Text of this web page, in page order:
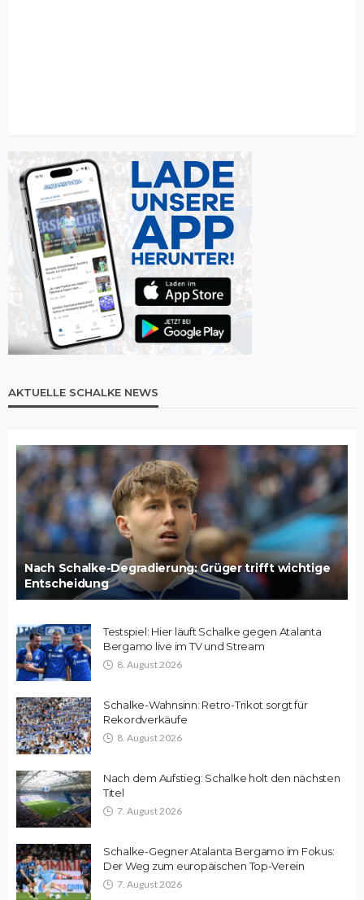
AKTUELLE SCHALKE NEWS
Nach Schalke-Degradierung: Grüger trifft wichtige
Entscheidung
Testspiel: Hier läuft Schalke gegen Atalanta
Bergamo live im TV und Stream
8. August 2026
Schalke-Wahnsinn: Retro-Trikot sorgt für
Rekordverkäufe
8. August 2026
Nach dem Aufstieg: Schalke holt den nächsten
Titel
7. August 2026
Schalke-Gegner Atalanta Bergamo im Fokus:
Der Weg zum europäischen Top-Verein
7. August 2026